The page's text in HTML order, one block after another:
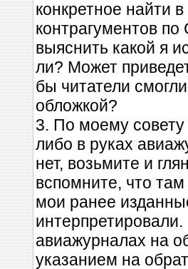
конкретное найти
контрагументов
выяснить какой я
ли? Может
бы читатели
обложкой?
3. По моему
либо в руках
нет, возьмите и
вспомните, что
мои ранее
авиажурналах на
указанием на